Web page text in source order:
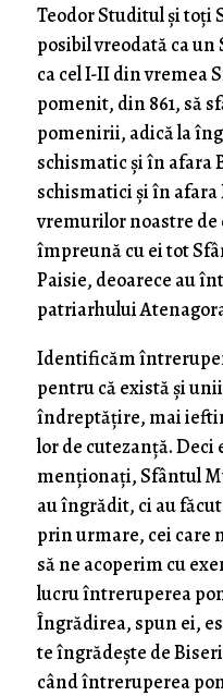
Teodor Studitul și
posibil vreodată ca
ca cel I-II din vremea
pomenit, din 861, să
pomenirii, adică la
schismatic și în afara
schismatici și în
vremurilor noastre
împreună cu ei tot
Paisie, deoarece au
patriarhului
Identificăm
pentru că există și
îndreptățire, mai
lor de cutezanță. Deci
menționați, Sfântul
au îngrădit, ci au
prin urmare, cei care
să ne acoperim cu
lucru întreruperea
Îngrădirea, spun ei,
te îngrădește de
când întreruperea